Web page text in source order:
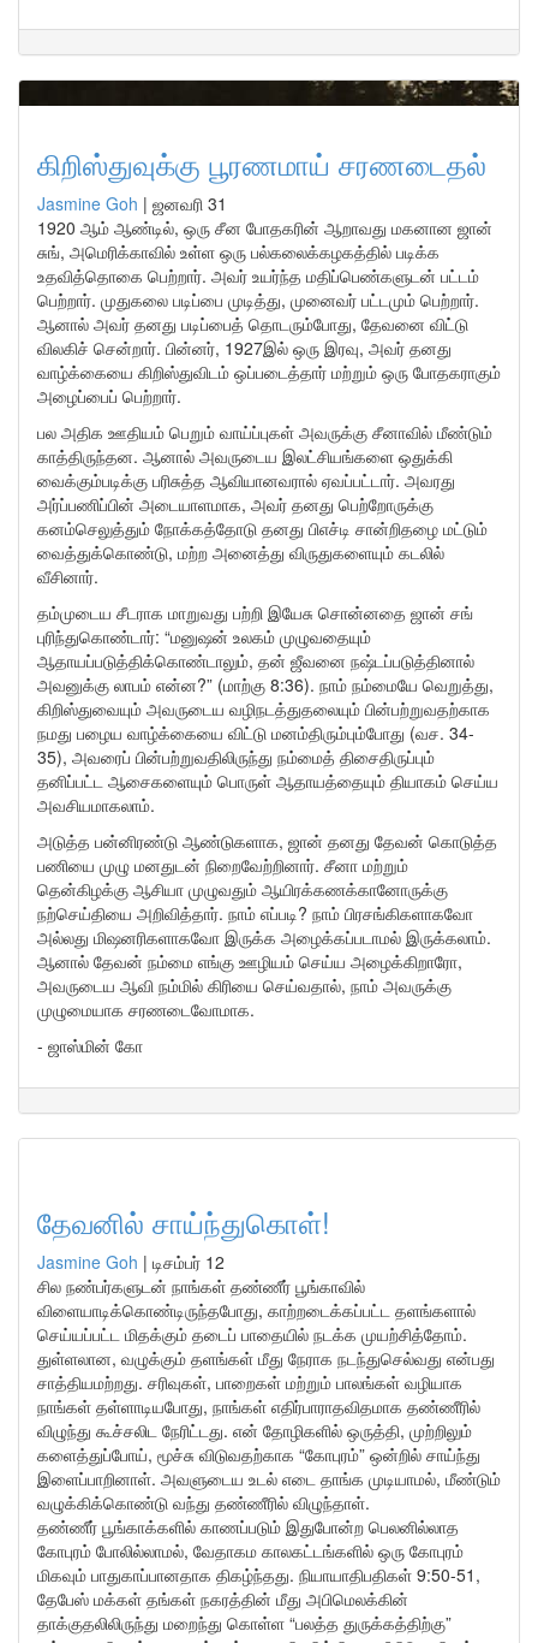
கிறிஸ்துவுக்கு பூரணமாய் சரணடைதல்
Jasmine Goh | ஜனவரி 31
1920 ஆம் ஆண்டில், ஒரு சீன போதகரின் ஆறாவது மகனான ஜான்
சுங், அமெரிக்காவில் உள்ள ஒரு பல்கலைக்கழகத்தில் படிக்க
உதவித்தொகை பெற்றார். அவர் உயர்ந்த மதிப்பெண்களுடன் பட்டம்
பெற்றார். முதுகலை படிப்பை முடித்து, முனைவர் பட்டமும் பெற்றார்.
ஆனால் அவர் தனது படிப்பைத் தொடரும்போது, தேவனை விட்டு
விலகிச் சென்றார். பின்னர், 1927இல் ஒரு இரவு, அவர் தனது
வாழ்க்கையை கிறிஸ்துவிடம் ஒப்படைத்தார் மற்றும் ஒரு போதகராகும்
அழைப்பைப் பெற்றார்.
பல அதிக ஊதியம் பெறும் வாய்ப்புகள் அவருக்கு சீனாவில் மீண்டும்
காத்திருந்தன. ஆனால் அவருடைய இலட்சியங்களை ஒதுக்கி
வைக்கும்படிக்கு பரிசுத்த ஆவியானவரால் ஏவப்பட்டார். அவரது
அர்ப்பணிப்பின் அடையாளமாக, அவர் தனது பெற்றோருக்கு
கனம்செலுத்தும் நோக்கத்தோடு தனது பிஎச்டி சான்றிதழை மட்டும்
வைத்துக்கொண்டு, மற்ற அனைத்து விருதுகளையும் கடலில்
வீசினார்.
தம்முடைய சீடராக மாறுவது பற்றி இயேசு சொன்னதை ஜான் சங்
புரிந்துகொண்டார்: “மனுஷன் உலகம் முழுவதையும்
ஆதாயப்படுத்திக்கொண்டாலும், தன் ஜீவனை நஷ்டப்படுத்தினால்
அவனுக்கு லாபம் என்ன?” (மாற்கு 8:36). நாம் நம்மையே வெறுத்து,
கிறிஸ்துவையும் அவருடைய வழிநடத்துதலையும் பின்பற்றுவதற்காக
நமது பழைய வாழ்க்கையை விட்டு மனம்திரும்பும்போது (வச. 34-
35), அவரைப் பின்பற்றுவதிலிருந்து நம்மைத் திசைதிருப்பும்
தனிப்பட்ட ஆசைகளையும் பொருள் ஆதாயத்தையும் தியாகம் செய்ய
அவசியமாகலாம்.
அடுத்த பன்னிரண்டு ஆண்டுகளாக, ஜான் தனது தேவன் கொடுத்த
பணியை முழு மனதுடன் நிறைவேற்றினார். சீனா மற்றும்
தென்கிழக்கு ஆசியா முழுவதும் ஆயிரக்கணக்கானோருக்கு
நற்செய்தியை அறிவித்தார். நாம் எப்படி? நாம் பிரசங்கிகளாகவோ
அல்லது மிஷனரிகளாகவோ இருக்க அழைக்கப்படாமல் இருக்கலாம்.
ஆனால் தேவன் நம்மை எங்கு ஊழியம் செய்ய அழைக்கிறாரோ,
அவருடைய ஆவி நம்மில் கிரியை செய்வதால், நாம் அவருக்கு
முழுமையாக சரணடைவோமாக.
- ஜாஸ்மின் கோ
தேவனில் சாய்ந்துகொள்!
Jasmine Goh | டிசம்பர் 12
சில நண்பர்களுடன் நாங்கள் தண்ணீர் பூங்காவில்
விளையாடிக்கொண்டிருந்தபோது, காற்றடைக்கப்பட்ட தளங்களால்
செய்யப்பட்ட மிதக்கும் தடைப் பாதையில் நடக்க முயற்சித்தோம்.
துள்ளலான, வழுக்கும் தளங்கள் மீது நேராக நடந்துசெல்வது என்பது
சாத்தியமற்றது. சரிவுகள், பாறைகள் மற்றும் பாலங்கள் வழியாக
நாங்கள் தள்ளாடியபோது, நாங்கள் எதிர்பாராதவிதமாக தண்ணீரில்
விழுந்து கூச்சலிட நேரிட்டது. என் தோழிகளில் ஒருத்தி, முற்றிலும்
களைத்துப்போய், மூச்சு விடுவதற்காக “கோபுரம்” ஒன்றில் சாய்ந்து
இளைப்பாறினாள். அவளுடைய உடல் எடை தாங்க முடியாமல், மீண்டும்
வழுக்கிக்கொண்டு வந்து தண்ணீரில் விழுந்தாள்.
தண்ணீர் பூங்காக்களில் காணப்படும் இதுபோன்ற பெலனில்லாத
கோபுரம் போலில்லாமல், வேதாகம காலகட்டங்களில் ஒரு கோபுரம்
மிகவும் பாதுகாப்பானதாக திகழ்ந்தது. நியாயாதிபதிகள் 9:50-51,
தேபேஸ் மக்கள் தங்கள் நகரத்தின் மீது அபிமெலக்கின்
தாக்குதலிலிருந்து மறைந்து கொள்ள “பலத்த துருக்கத்திற்கு”